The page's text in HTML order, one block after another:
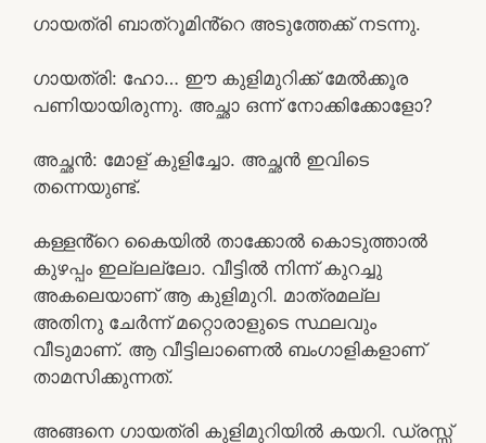
ഗായത്രി ബാത്‌റൂമിൻ്റെ അടുത്തേക്ക് നടന്നു.
ഗായത്രി: ഹോ… ഈ കുളിമുറിക്ക് മേൽക്കൂര
പണിയായിരുന്നു. അച്ഛാ ഒന്ന് നോക്കിക്കോളോ?
അച്ഛൻ: മോള് കുളിച്ചോ. അച്ഛൻ ഇവിടെ
തന്നെയുണ്ട്.
കള്ളൻ്റെ കൈയിൽ താക്കോൽ കൊടുത്താൽ
കുഴപ്പം ഇല്ലല്ലോ. വീട്ടിൽ നിന്ന് കുറച്ചു
അകലെയാണ് ആ കുളിമുറി. മാത്രമല്ല
അതിനു ചേർന്ന് മറ്റൊരാളുടെ സ്ഥലവും
വീടുമാണ്. ആ വീട്ടിലാണെൽ ബംഗാളികളാണ്
താമസിക്കുന്നത്.
അങ്ങനെ ഗായത്രി കുളിമുറിയിൽ കയറി. ഡ്രസ്സ്‌